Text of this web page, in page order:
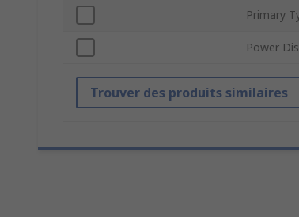
Primary
Power
Trouver des produits similaires